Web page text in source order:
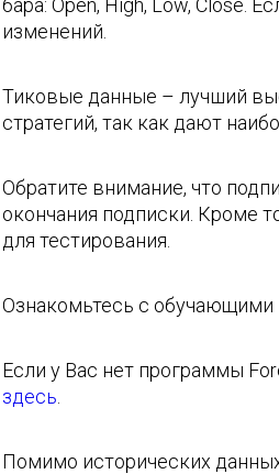
бара: Open, High, Low, Close.
изменений.
Тиковые данные – лучший
стратегий, так как дают
Обратите внимание, что
окончания подписки. Кроме
для тестирования.
Ознакомьтесь с обучающими
Если у Вас нет программы
здесь
Помимо исторических